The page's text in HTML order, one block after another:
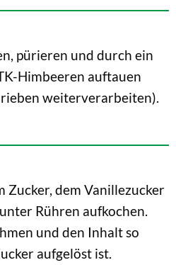
pürieren und durch ein
Himbeeren auftauen
weiterverarbeiten).
Zucker, dem Vanillezucker
Rühren aufkochen.
und den Inhalt so
aufgelöst ist.